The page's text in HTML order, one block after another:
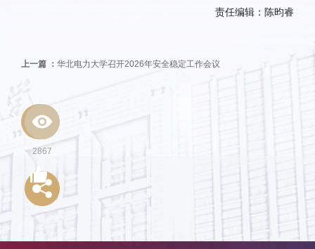
责任编辑：陈昀睿
上一篇 ： 华北电力大学召开2026年安全稳定工作会议
2867